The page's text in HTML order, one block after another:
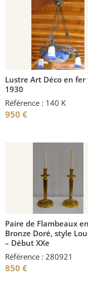
Lustre Art Déco en fer
1930
Référence : 140 K
950 €
Paire de Flambeaux en
Bronze Doré, style
– Début XXe
Référence : 280921
850 €